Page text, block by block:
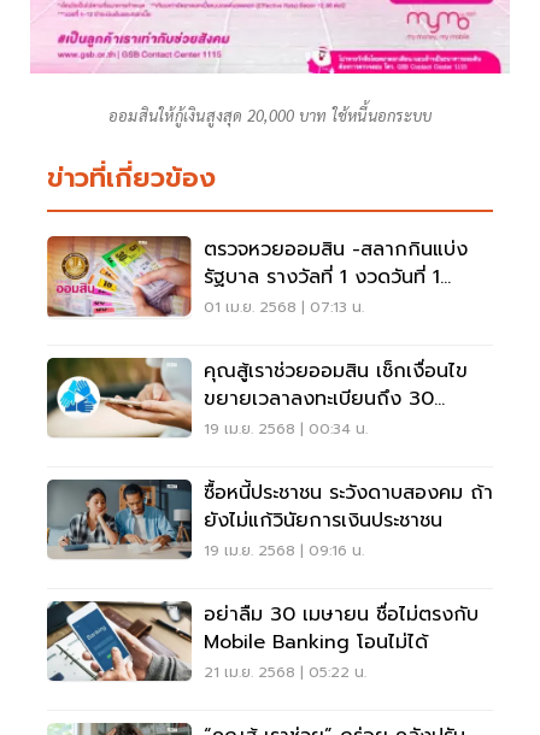
ออมสินให้กู้เงินสูงสุด 20,000 บาท ใช้หนี้นอกระบบ
ข่าวที่เกี่ยวข้อง
ตรวจหวยออมสิน -สลากกินแบ่ง
รัฐบาล รางวัลที่ 1 งวดวันที่ 1
เม.ย.68
01 เม.ย. 2568 | 07:13 น.
คุณสู้เราช่วยออมสิน เช็กเงื่อนไข
ขยายเวลาลงทะเบียนถึง 30
เมษายน
19 เม.ย. 2568 | 00:34 น.
ซื้อหนี้ประชาชน ระวังดาบสองคม ถ้า
ยังไม่แก้วินัยการเงินประชาชน
19 เม.ย. 2568 | 09:16 น.
อย่าลืม 30 เมษายน ชื่อไม่ตรงกับ
Mobile Banking โอนไม่ได้
21 เม.ย. 2568 | 05:22 น.